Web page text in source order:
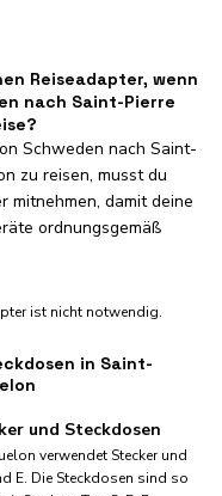
Reiseadapter, wenn
nach Saint-Pierre
Schweden nach Saint-
zu reisen, musst du
mitnehmen, damit deine
ordnungsgemäß
ist nicht notwendig.
in Saint-
und Steckdosen
verwendet Stecker und
E. Die Steckdosen sind so